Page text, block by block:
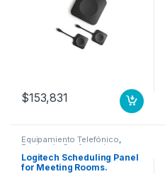
$153,831
Equipamiento Telefónico,
Equipo de Conferencia en
Video, Audio y Web
Logitech Scheduling Panel
for Meeting Rooms.